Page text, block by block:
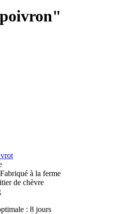
à la ferme
de chèvre
: 8 jours